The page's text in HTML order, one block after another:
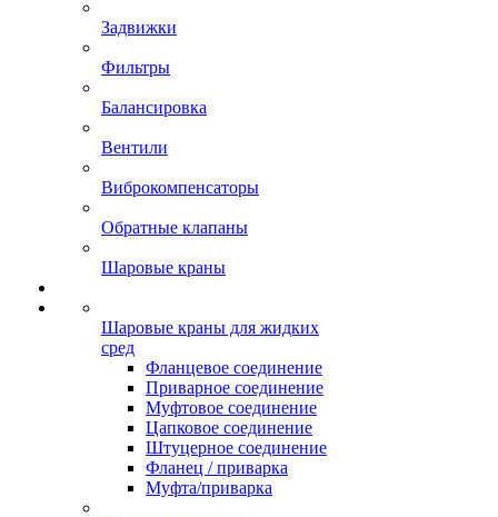
Задвижки
Фильтры
Балансировка
Вентили
Виброкомпенсаторы
Обратные клапаны
Шаровые краны
Шаровые краны для жидких
сред
Фланцевое соединение
Приварное соединение
Муфтовое соединение
Цапковое соединение
Штуцерное соединение
Фланец / приварка
Муфта/приварка